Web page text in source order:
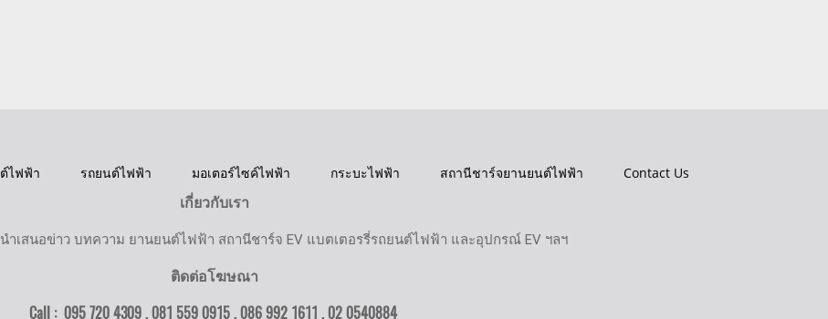
ไฟฟ้า รถยนต์ไฟฟ้า มอเตอร์ไซค์ไฟฟ้า กระบะไฟฟ้า สถานีชาร์จยานยนต์ไฟฟ้า
Contact Us
เกี่ยวกับเรา
นำเสนอข่าว บทความ ยานยนต์ไฟฟ้า สถานีชาร์จ EV แบตเตอรรี่รถยนต์ไฟฟ้า และอุปกรณ์ EV ฯลฯ
ติดต่อโฆษณา
Call : 095 720 4309 , 081 559 0915 , 086 992 1611 ,02 0540884